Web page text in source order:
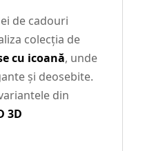
de cadouri
colecția de
cu icoană, unde
și deosebite.
din
3D